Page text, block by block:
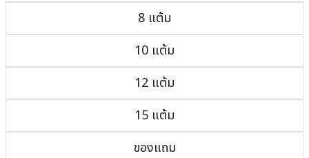
8 แต้ม
10 แต้ม
12 แต้ม
15 แต้ม
ของแถม